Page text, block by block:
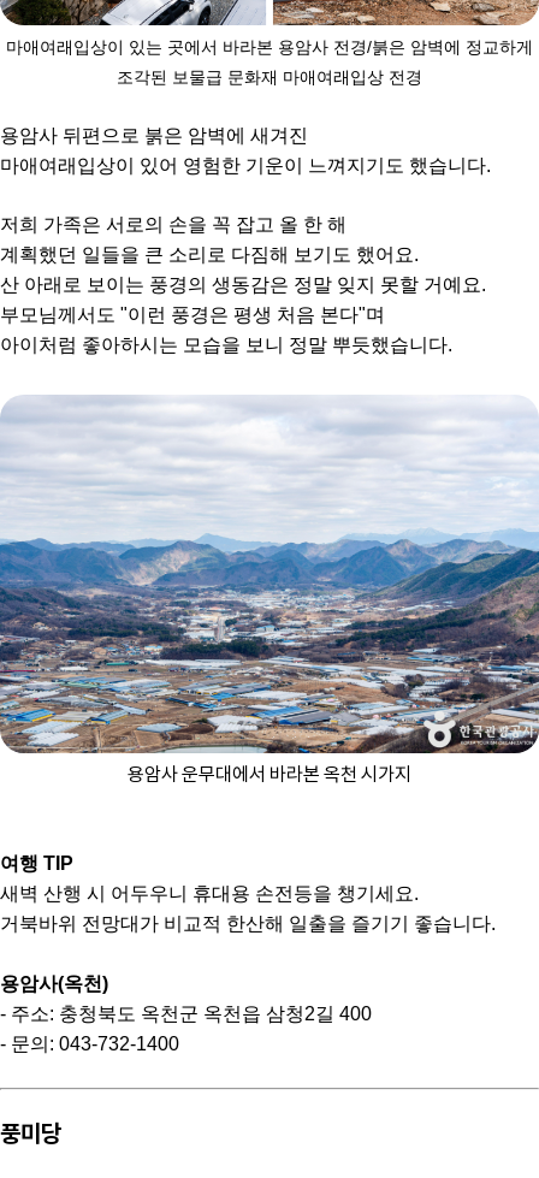
마애여래입상이 있는 곳에서 바라본 용암사 전경/붉은 암벽에 정교하게
조각된 보물급 문화재 마애여래입상 전경
용암사 뒤편으로 붉은 암벽에 새겨진
마애여래입상이 있어 영험한 기운이 느껴지기도 했습니다.
저희 가족은 서로의 손을 꼭 잡고 올 한 해
계획했던 일들을 큰 소리로 다짐해 보기도 했어요.
산 아래로 보이는 풍경의 생동감은 정말 잊지 못할 거예요.
부모님께서도 "이런 풍경은 평생 처음 본다"며
아이처럼 좋아하시는 모습을 보니 정말 뿌듯했습니다.
용암사 운무대에서 바라본 옥천 시가지
여행 TIP
새벽 산행 시 어두우니 휴대용 손전등을 챙기세요.
거북바위 전망대가 비교적 한산해 일출을 즐기기 좋습니다.
용암사(옥천)
- 주소: 충청북도 옥천군 옥천읍 삼청2길 400
- 문의: 043-732-1400
풍미당